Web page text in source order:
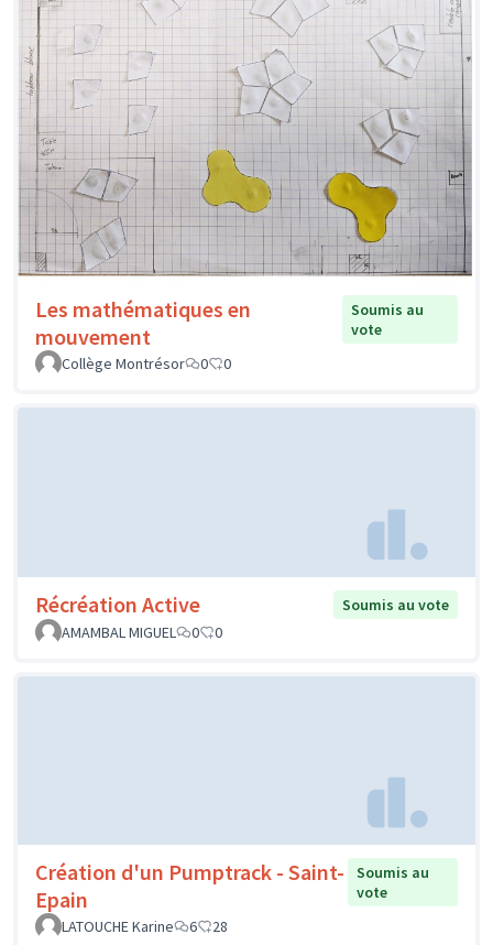
Les mathématiques en
mouvement
Soumis au
vote
Collège Montrésor
0 0
Récréation Active
Soumis au vote
AMAMBAL MIGUEL
0 0
Création d'un Pumptrack - Saint-
Epain
Soumis au
vote
LATOUCHE Karine
6 28